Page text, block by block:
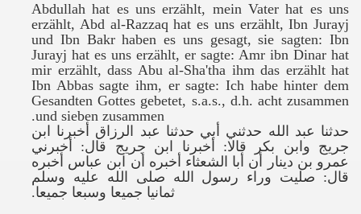
Abdullah hat es uns erzählt, mein Vater hat es uns
erzählt, Abd al-Razzaq hat es uns erzählt, Ibn Jurayj
und Ibn Bakr haben es uns gesagt, sie sagten: Ibn
Jurayj hat es uns erzählt, er sagte: Amr ibn Dinar hat
mir erzählt, dass Abu al-Sha'tha ihm das erzählt hat
Ibn Abbas sagte ihm, er sagte: Ich habe hinter dem
Gesandten Gottes gebetet, s.a.s., d.h. acht zusammen
und sieben zusammen.
حدثنا عبد الله حدثني أبي حدثنا عبد الرزاق أخبرنا ابن
جريج وابن بكر قالا: أخبرنا ابن جريج قال: أخبرني
عمرو بن دينار أن أبا الشعثاء أخبره أن ابن عباس أخبره
قال: صليت وراء رسول الله صلى الله عليه وسلم
ثمانيا جميعا وسبعا جميعا.